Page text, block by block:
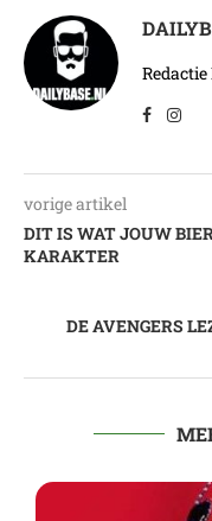
vorige artikel
DIT IS WAT JOUW
KARAKTER
DE AVENGERS